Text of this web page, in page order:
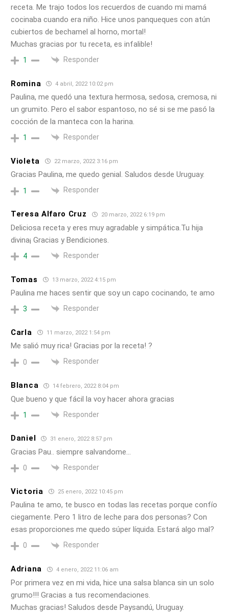
receta. Me trajo todos los recuerdos de cuando mi mamá
cocinaba cuando era niño. Hice unos panqueques con atún
cubiertos de bechamel al horno, mortal!
Muchas gracias por tu receta, es infalible!
1 Responder
Romina 4 abril, 2022 10:02 pm
Paulina, me quedó una textura hermosa, sedosa, cremosa, ni
un grumito. Pero el sabor espantoso, no sé si se me pasó la
cocción de la manteca con la harina.
1 Responder
Violeta 22 marzo, 2022 3:16 pm
Gracias Paulina, me quedo genial. Saludos desde Uruguay.
1 Responder
Teresa Alfaro Cruz 20 marzo, 2022 6:19 pm
Deliciosa receta y eres muy agradable y simpática.Tu hija
divina¡ Gracias y Bendiciones.
4 Responder
Tomas 13 marzo, 2022 4:15 pm
Paulina me haces sentir que soy un capo cocinando, te amo
3 Responder
Carla 11 marzo, 2022 1:54 pm
Me salió muy rica! Gracias por la receta! ?
0 Responder
Blanca 14 febrero, 2022 8:04 pm
Que bueno y que fácil la voy hacer ahora gracias
1 Responder
Daniel 31 enero, 2022 8:57 pm
Gracias Pau.. siempre salvandome…
0 Responder
Victoria 25 enero, 2022 10:45 pm
Paulina te amo, te busco en todas las recetas porque confío
ciegamente. Pero 1 litro de leche para dos personas? Con
esas proporciones me quedo súper líquida. Estará algo mal?
0 Responder
Adriana 4 enero, 2022 11:06 am
Por primera vez en mi vida, hice una salsa blanca sin un solo
grumo!!! Gracias a tus recomendaciones.
Muchas gracias! Saludos desde Paysandú, Uruguay.